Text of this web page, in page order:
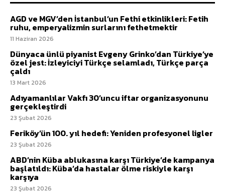
AGD ve MGV’den İstanbul’un Fethi etkinlikleri: Fetih
ruhu, emperyalizmin surlarını fethetmektir
11 Haziran 2026
Dünyaca ünlü piyanist Evgeny Grinko’dan Türkiye’ye
özel jest: İzleyiciyi Türkçe selamladı, Türkçe parça
çaldı
13 Mart 2026
Adıyamanlılar Vakfı 30’uncu iftar organizasyonunu
gerçekleştirdi
23 Şubat 2026
Feriköy’ün 100. yıl hedefi: Yeniden profesyonel ligler
23 Şubat 2026
ABD’nin Küba ablukasına karşı Türkiye’de kampanya
başlatıldı: Küba’da hastalar ölme riskiyle karşı
karşıya
23 Şubat 2026